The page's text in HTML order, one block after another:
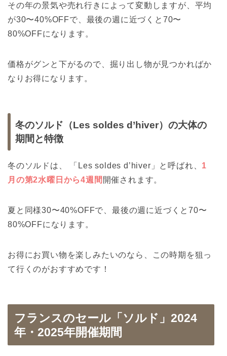
その年の景気や売れ行きによって変動しますが、平均
が30〜40%OFFで、最後の週に近づくと70〜
80%OFFになります。
価格がグンと下がるので、掘り出し物が見つかればか
なりお得になります。
冬のソルド（Les soldes d’hiver）の大体の
期間と特徴
冬のソルドは、 「Les soldes d’hiver」と呼ばれ、 1
月の第2水曜日から4週間 開催されます。
夏と同様30〜40%OFFで、最後の週に近づくと70〜
80%OFFになります。
お得にお買い物を楽しみたいのなら、この時期を狙っ
て行くのがおすすめです！
フランスのセール「ソルド」2024
年・2025年開催期間